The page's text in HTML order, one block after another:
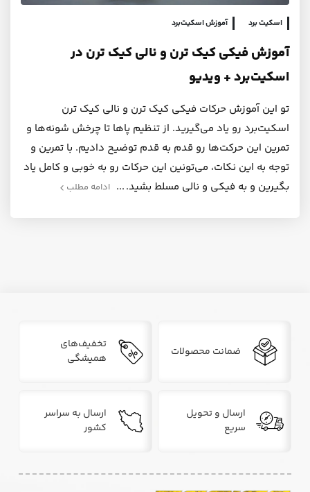
اسکیت برد آموزش اسکیت‌برد
آموزش فیکی کیک ترن و نالی کیک ترن در
اسکیت‌برد + ویدیو
تو این آموزش حرکات فیکی کیک ترن و نالی کیک ترن
اسکیت‌برد رو یاد می‌گیرید. از تنظیم پاها تا چرخش شونه‌ها و
تمرین این حرکت‌ها رو قدم به قدم توضیح دادیم. با تمرین و
توجه به این نکات، می‌تونین این حرکات رو به خوبی و کامل یاد
بگیرین و به فیکی و نالی مسلط بشید.
ادامه مطلب
ضمانت محصولات
تخفیف‌های
همیشگی
ارسال و تحویل
سریع
ارسال به سراسر
کشور